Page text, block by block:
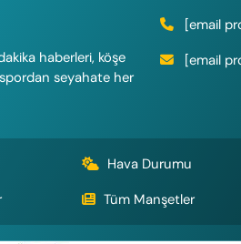
haberleri, köşe
seyahate her
[email
[email
Hava Durumu
Tüm Manşetler